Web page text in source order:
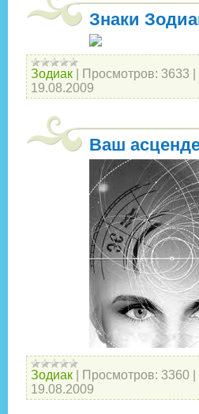
Знаки
Зодиак Просмотров: 3633
19.08.2009
Ваш
Зодиак Просмотров: 3360
19.08.2009